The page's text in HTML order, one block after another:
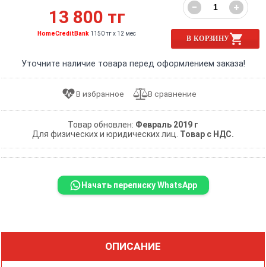
13 800 тг
HomeCreditBank 1150 тг x 12 мес
− +
В КОРЗИНУ
Уточните наличие товара перед оформлением заказа!
Товар обновлен: Февраль 2019 г
Для физических и юридических лиц. Товар с НДС.
Начать переписку WhatsApp
ОПИСАНИЕ